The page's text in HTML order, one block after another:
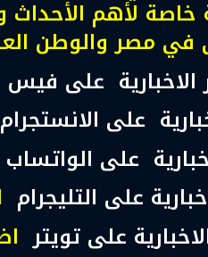
خاصة لأهم الأحداث
في مصر والوطن
الاخبارية على
على الانستجرام
على الواتساب
على التليجرام
على تويتر